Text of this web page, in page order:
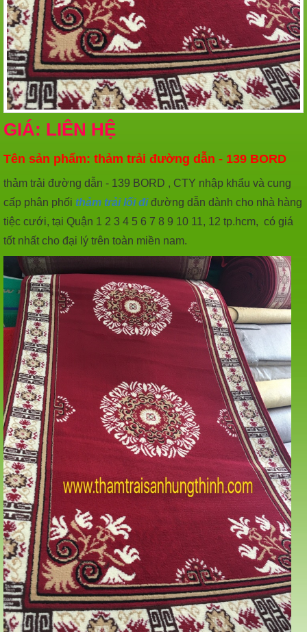
GIÁ: LIÊN HỆ
Tên sản phẩm: thảm trải đường dẫn - 139 BORD
thảm trải đường dẫn - 139 BORD , CTY nhập khẩu và cung
cấp phân phối thảm trải lối điđường dẫn dành cho nhà hàng
tiệc cưới, tại Quận 1 2 3 4 5 6 7 8 9 10 11, 12 tp.hcm, có giá
tốt nhất cho đại lý trên toàn miền nam.